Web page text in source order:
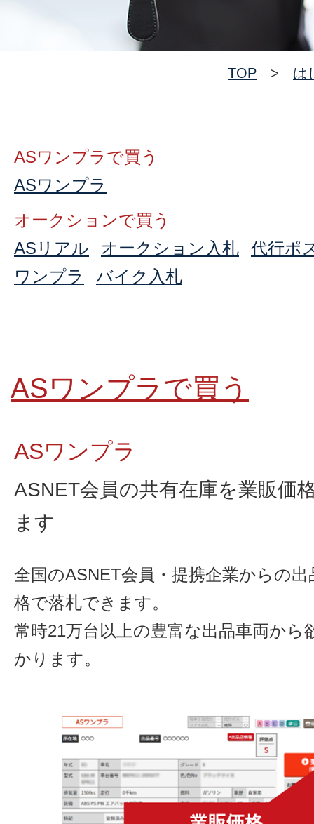
TOP > は
ASワンプラで買う
ASワンプラ
オークションで買う
ASリアル
オークション入札
代行ポ
ワンプラ
バイク入札
ASワンプラで買う
ASワンプラ
ASNET会員の共有在庫を業販価
ます
全国のASNET会員・提携企業からの
格で落札できます。
常時21万台以上の豊富な出品車両から
かります。